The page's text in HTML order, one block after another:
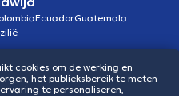
EcuadorGuatemala
cookies om de werking en
het publieksbereik te meten
te personaliseren,